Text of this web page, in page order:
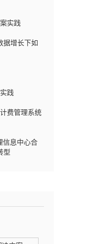
实践
据增长下如
践
费管理系统
信息中心合
型